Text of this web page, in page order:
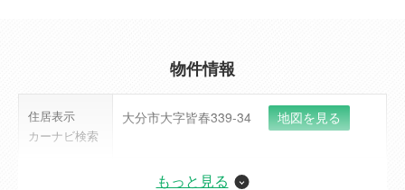
物件情報
住居表示
カーナビ検索
大分市大字皆春339-34 地図を見る
4,580万円（税込） ローンシミュレーション
もっと見る